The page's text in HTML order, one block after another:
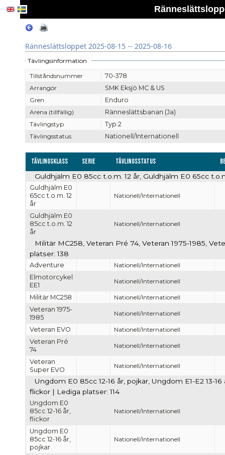
Ränneslättsloppet 2025-08-15 -- 2025-08-16
Tävlingsinformation
Tillståndsnummer
70-378
Arrangör
SMK Eksjö MC & US
Gren
Enduro
Arena (tillfällig)
Ränneslättsbanan (Ja)
Tävlingstyp
Typ 2
Tävlingsstatus
Nationell/Internationell
Tävlingsklass Serie Tävlingsstatus
Guldhjälm E0 85cc t.o.m. 12 år, Guldhjälm E0 65cc
Guldhjälm E0
65cc t.o.m. 12
år
Nationell/Internationell
Guldhjälm E0
85cc t.o.m. 12
år
Nationell/Internationell
Militär MC258, Veteran Pré 74, Veteran 1975-1985,
platser: 138
Adventure
Nationell/Internationell
Elmotorcykel
EE1
Nationell/Internationell
Militär MC258
Nationell/Internationell
Veteran 1975-
1985
Nationell/Internationell
Veteran EVO
Nationell/Internationell
Veteran Pré
74
Nationell/Internationell
Veteran
Super EVO
Nationell/Internationell
Ungdom E0 85cc 12-16 år, pojkar, Ungdom E1-E2 13-
flickor | Lediga platser: 114
Ungdom E0
85cc 12-16 år,
flickor
Nationell/Internationell
Ungdom E0
85cc 12-16 år,
pojkar
Nationell/Internationell